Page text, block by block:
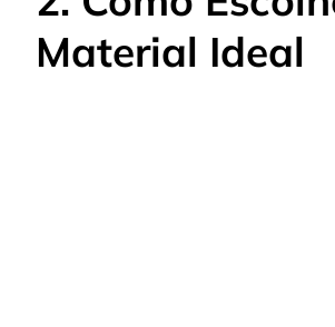
Material Ideal